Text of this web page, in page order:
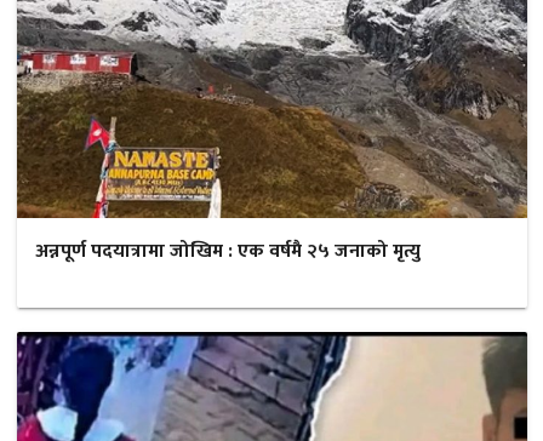
अन्नपूर्ण पदयात्रामा जोखिम : एक वर्षमै २५ जनाको मृत्यु